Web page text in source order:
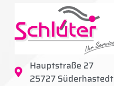
Hauptstraße 27
25727 Süderhastedt